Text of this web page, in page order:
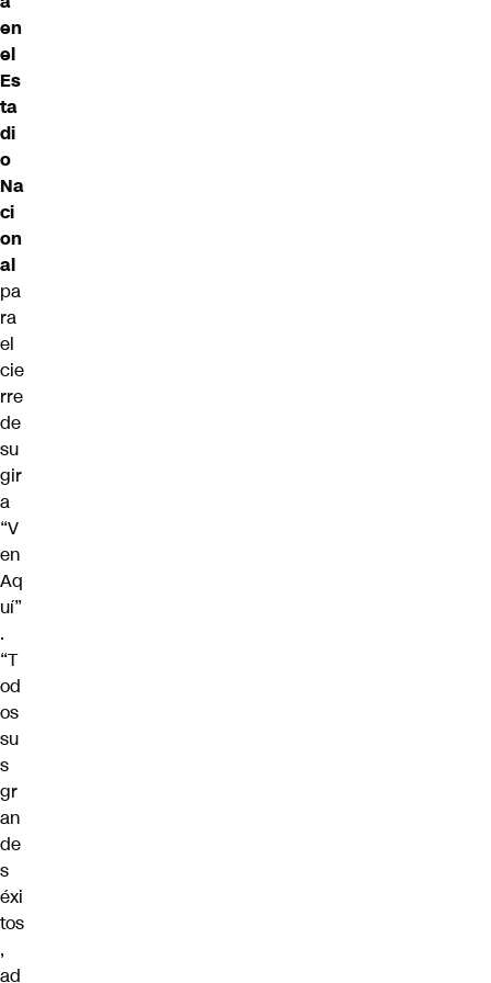
en
el
Es
ta
di
o
Na
ci
on
al
pa
ra
el
cie
rre
de
su
gir
a
“V
en
Aq
uí”
.
“T
od
os
su
s
gr
an
de
s
éxi
tos
,
ad